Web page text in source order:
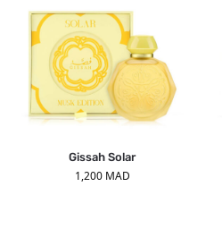
Gissah Solar
1,200 MAD